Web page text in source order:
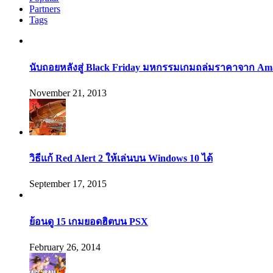
Partners
Tags
นับถอยหลังสู่ Black Friday มหกรรมเกมถล่มราคาจาก
November 21, 2013
วิธีแก้ Red Alert 2 ให้เล่นบน Windows 10 ได้
September 17, 2015
ย้อนดู 15 เกมยอดฮิตบน PSX
February 26, 2014